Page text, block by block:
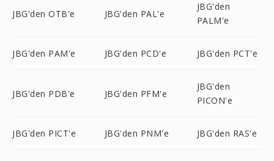
JBG'den OTB'e JBG'den PAL'e
JBG'den
PALM'e
JBG'den PAM'e JBG'den PCD'e JBG'den PCT'e
JBG'den PDB'e JBG'den PFM'e
JBG'den
PICON'e
JBG'den PICT'e JBG'den PNM'e JBG'den RAS'e